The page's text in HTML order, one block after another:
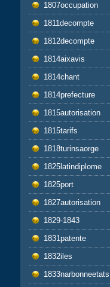
1807occupation
1811decompte
1812decompte
1814aixavis
1814chant
1814prefecture
1815autorisation
1815tarifs
1818turinsaorge
1825latindiplome
1825port
1827autorisation
1829-1843
1831patente
1832iles
1833narbonneetats